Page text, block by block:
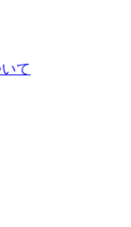
て